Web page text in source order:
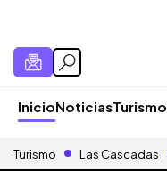
InicioNoticiasTurismo
Turismo Las Cascadas